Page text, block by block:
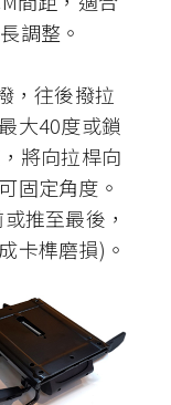
調整。
，往後撥拉
大40度或鎖
將向拉桿向
固定角度。
推至最後，
卡榫磨損)。